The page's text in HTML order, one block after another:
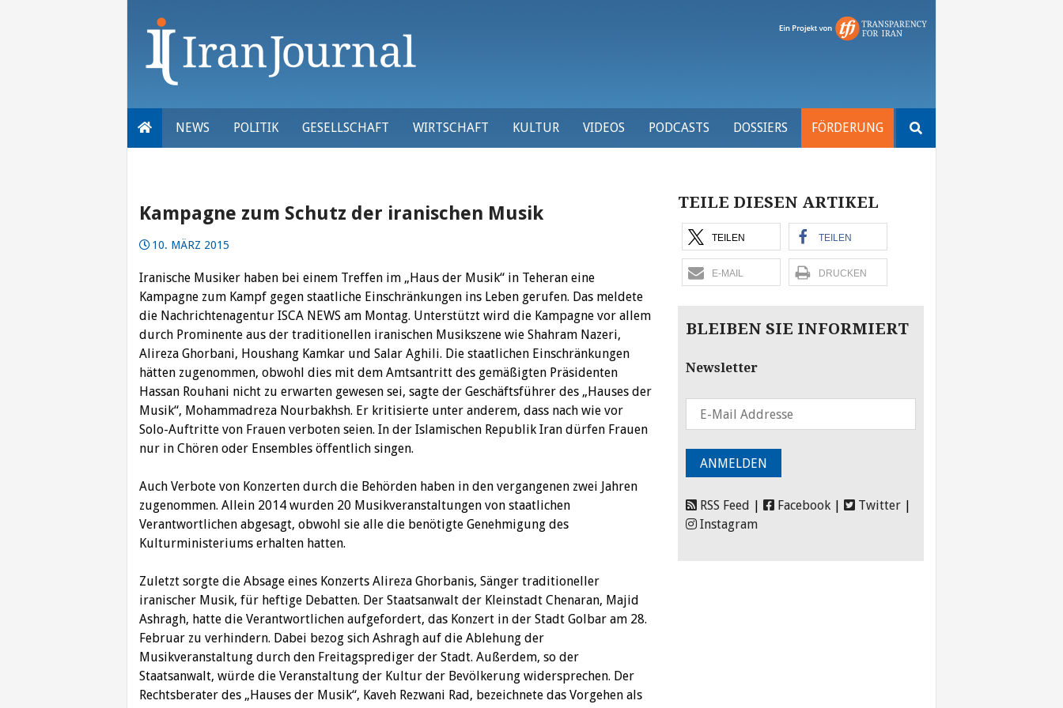
NEWS POLITIK GESELLSCHAFT WIRTSCHAFT KULTUR VIDEOS PODCASTS DOSSIERS FÖRDERUNG
nach:
Kampagne zum Schutz der iranischen Musik
10. MÄRZ 2015
Iranische Musiker haben bei einem Treffen im „Haus der Musik“ in Teheran eine
Kampagne zum Kampf gegen staatliche Einschränkungen ins Leben gerufen. Das meldete
die Nachrichtenagentur ISCA NEWS am Montag. Unterstützt wird die Kampagne vor allem
durch Prominente aus der traditionellen iranischen Musikszene wie Shahram Nazeri,
Alireza Ghorbani, Houshang Kamkar und Salar Aghili. Die staatlichen Einschränkungen
hätten zugenommen, obwohl dies mit dem Amtsantritt des gemäßigten Präsidenten
Hassan Rouhani nicht zu erwarten gewesen sei, sagte der Geschäftsführer des „Hauses der
Musik“, Mohammadreza Nourbakhsh. Er kritisierte unter anderem, dass nach wie vor
Solo-Auftritte von Frauen verboten seien. In der Islamischen Republik Iran dürfen Frauen
nur in Chören oder Ensembles öffentlich singen.
Auch Verbote von Konzerten durch die Behörden haben in den vergangenen zwei Jahren
zugenommen. Allein 2014 wurden 20 Musikveranstaltungen von staatlichen
Verantwortlichen abgesagt, obwohl sie alle die benötigte Genehmigung des
Kulturministeriums erhalten hatten.
Zuletzt sorgte die Absage eines Konzerts Alireza Ghorbanis, Sänger traditioneller
iranischer Musik, für heftige Debatten. Der Staatsanwalt der Kleinstadt Chenaran, Majid
Ashragh, hatte die Verantwortlichen aufgefordert, das Konzert in der Stadt Golbar am 28.
Februar zu verhindern. Dabei bezog sich Ashragh auf die Ablehung der
Musikveranstaltung durch den Freitagsprediger der Stadt. Außerdem, so der
Staatsanwalt, würde die Veranstaltung der Kultur der Bevölkerung widersprechen. Der
Rechtsberater des „Hauses der Musik“, Kaveh Rezwani Rad, bezeichnete das Vorgehen als
TEILE DIESEN ARTIKEL
TEILEN TEILEN
E-MAIL DRUCKEN
BLEIBEN SIE INFORMIERT
Newsletter
RSS Feed Facebook Twitter
Instagram